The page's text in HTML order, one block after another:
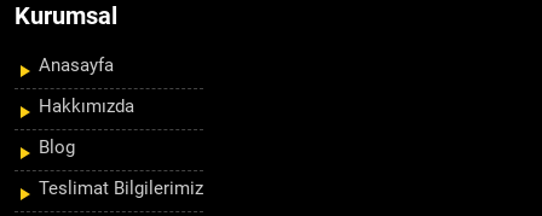
Kurumsal
Anasayfa
Hakkımızda
Blog
Teslimat Bilgilerimiz